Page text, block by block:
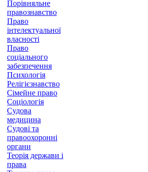
Порівняльне
правознавство
Право
інтелектуальної
власності
Право
соціального
забезпечення
Психологія
Релігієзнавство
Сімейне право
Соціологія
Судова
медицина
Судові та
правоохоронні
органи
Теорія держави і
права